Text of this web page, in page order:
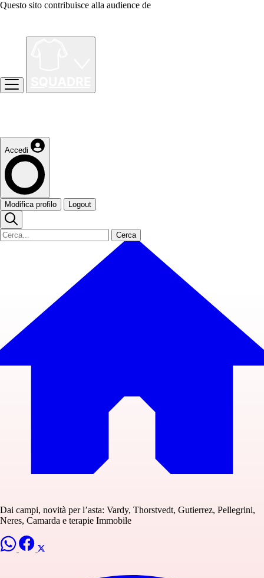
Questo sito contribuisce alla audience de
Accedi
Modifica profilo Logout
Cerca
Dai campi, novità per l’asta: Vardy, Thorstvedt, Gutierrez, Pellegrini,
Neres, Camarda e terapie Immobile